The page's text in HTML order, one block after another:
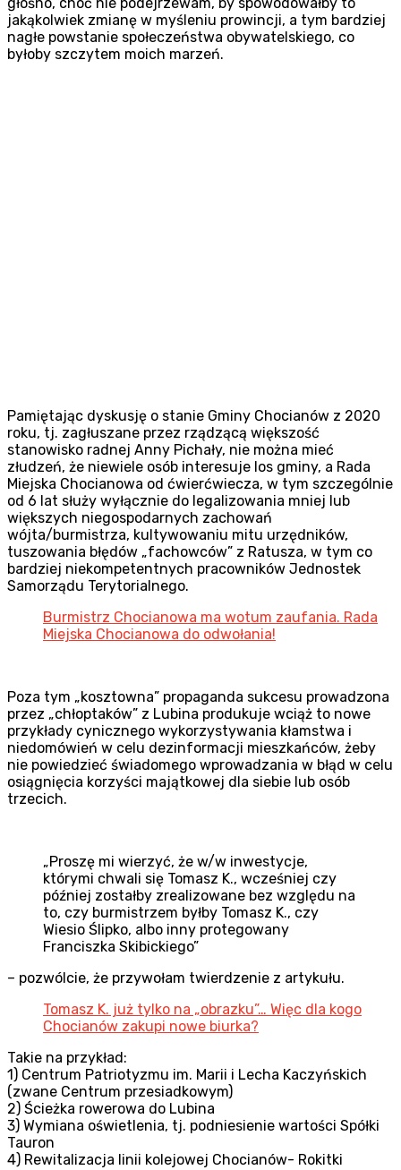
jakąkolwiek zmianę w myśleniu prowincji, a tym bardziej
nagłe powstanie społeczeństwa obywatelskiego, co
byłoby szczytem moich marzeń.
Pamiętając dyskusję o stanie Gminy Chocianów z 2020
roku, tj. zagłuszane przez rządzącą większość
stanowisko radnej Anny Pichały, nie można mieć
złudzeń, że niewiele osób interesuje los gminy, a Rada
Miejska Chocianowa od ćwierćwiecza, w tym szczególnie
od 6 lat służy wyłącznie do legalizowania mniej lub
większych niegospodarnych zachowań
wójta/burmistrza, kultywowaniu mitu urzędników,
tuszowania błędów „fachowców” z Ratusza, w tym co
bardziej niekompetentnych pracowników Jednostek
Samorządu Terytorialnego.
Burmistrz Chocianowa ma wotum zaufania. Rada
Miejska Chocianowa do odwołania!
Poza tym „kosztowna” propaganda sukcesu prowadzona
przez „chłoptaków” z Lubina produkuje wciąż to nowe
przykłady cynicznego wykorzystywania kłamstwa i
niedomówień w celu dezinformacji mieszkańców, żeby
nie powiedzieć świadomego wprowadzania w błąd w celu
osiągnięcia korzyści majątkowej dla siebie lub osób
trzecich.
„Proszę mi wierzyć, że w/w inwestycje,
którymi chwali się Tomasz K., wcześniej czy
później zostałby zrealizowane bez względu na
to, czy burmistrzem byłby Tomasz K., czy
Wiesio Ślipko, albo inny protegowany
Franciszka Skibickiego”
– pozwólcie, że przywołam twierdzenie z artykułu.
Tomasz K. już tylko na „obrazku”… Więc dla kogo
Chocianów zakupi nowe biurka?
Takie na przykład:
1) Centrum Patriotyzmu im. Marii i Lecha Kaczyńskich
(zwane Centrum przesiadkowym)
2) Ścieżka rowerowa do Lubina
3) Wymiana oświetlenia, tj. podniesienie wartości Spółki
Tauron
4) Rewitalizacja linii kolejowej Chocianów- Rokitki